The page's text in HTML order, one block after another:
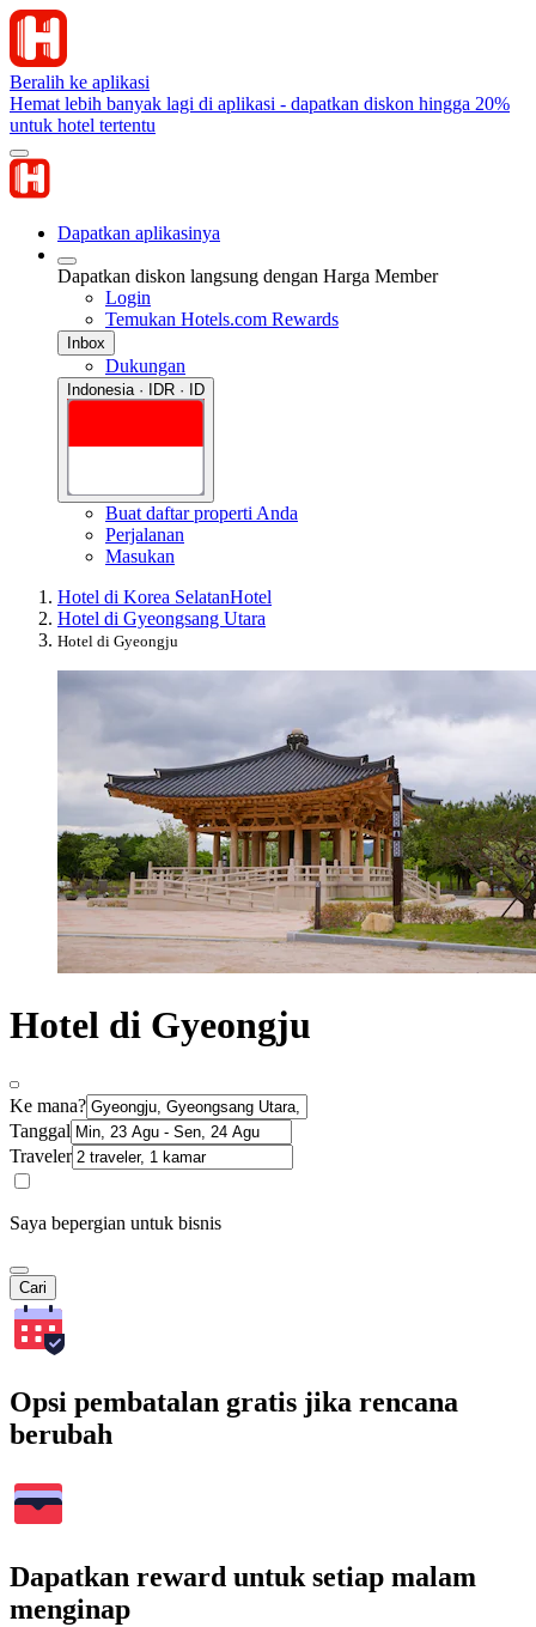
Beralih ke aplikasi
Hemat lebih banyak lagi di aplikasi - dapatkan diskon hingga 20%
untuk hotel tertentu
Dapatkan aplikasinya
Dapatkan diskon langsung dengan Harga Member
Login
Temukan Hotels.com Rewards
Inbox
Dukungan
Indonesia · IDR · ID
Buat daftar properti Anda
Perjalanan
Masukan
Hotel di Korea SelatanHotel
Hotel di Gyeongsang Utara
Hotel di Gyeongju
Hotel di Gyeongju
Ke mana?
Tanggal
Traveler
Saya bepergian untuk bisnis
Cari
Opsi pembatalan gratis jika rencana
berubah
Dapatkan reward untuk setiap malam
menginap